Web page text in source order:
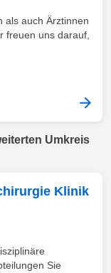
als auch Ärztinnen
freuen uns darauf,
Umkreis
Klinik
Sie